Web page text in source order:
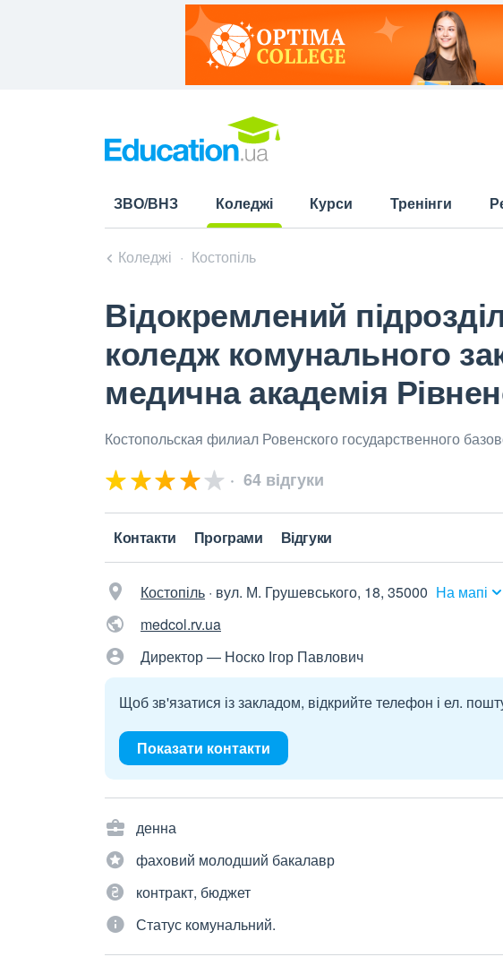
ЗВО/ВНЗ
Коледжі
Курси Тренінги
Коледжі Костопіль
Відокремлений
коледж комунального
медична академія
Костопольская филиал Ровенского государственного
64 відгуки
Контакти Програми Відгуки
Костопіль · вул. М. Грушевського, 18, 35000 На мапі
medcol.rv.ua
Директор — Носко Ігор Павлович
Щоб зв'язатися із закладом, відкрийте телефон і ел.
Показати контакти
денна
фаховий молодший бакалавр
контракт, бюджет
Статус комунальний.